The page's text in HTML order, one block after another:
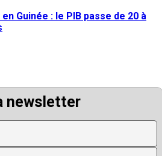
Guinée : le PIB passe de 20 à
newsletter